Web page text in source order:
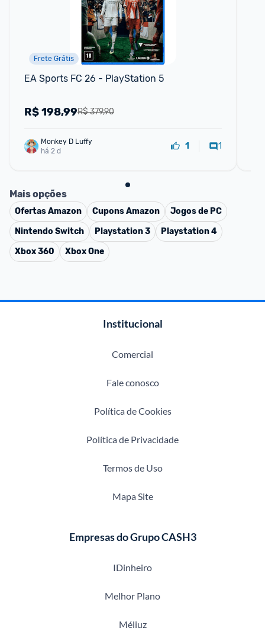
Frete Grátis
EA Sports FC 26 - PlayStation 5
R$ 379,90
R$198,99
Monkey D Luffy
há 2 d
1 1
Mais opções
OfertasAmazon CuponsAmazon
Jogos de PC
Nintendo Switch
Playstation 3
Playstation 4
Xbox 360
Xbox One
Institucional
Comercial
Fale conosco
Política de Cookies
Política de Privacidade
Termos de Uso
Mapa Site
Empresas do Grupo CASH3
IDinheiro
Melhor Plano
Méliuz